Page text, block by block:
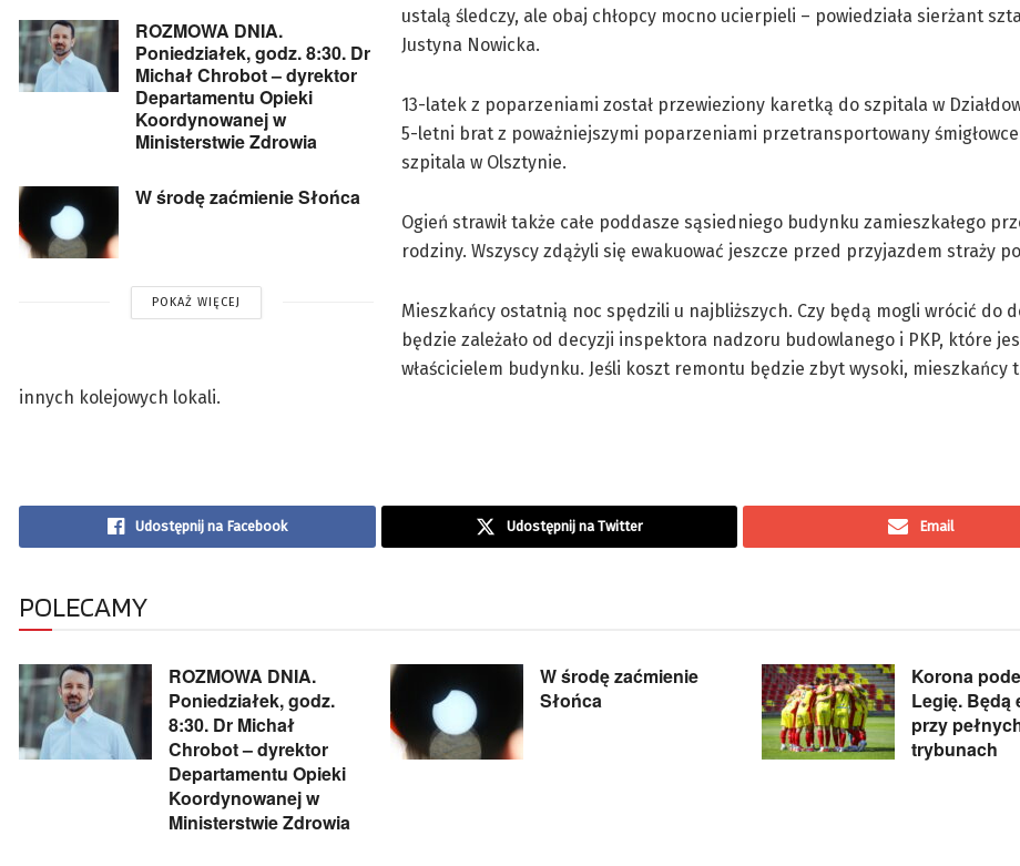
ROZMOWA DNIA.
Poniedziałek, godz. 8:30. Dr
Michał Chrobot – dyrektor
Departamentu Opieki
Koordynowanej w
Ministerstwie Zdrowia
W środę zaćmienie Słońca
POKAŻ WIĘCEJ
ustalą śledczy, ale obaj chłopcy mocno ucierpieli – powiedziała sierżant
Justyna Nowicka.
13-latek z poparzeniami został przewieziony karetką do szpitala w
5-letni brat z poważniejszymi poparzeniami przetransportowany
szpitala w Olsztynie.
Ogień strawił także całe poddasze sąsiedniego budynku zamieszkałego
rodziny. Wszyscy zdążyli się ewakuować jeszcze przed przyjazdem straży
Mieszkańcy ostatnią noc spędzili u najbliższych. Czy będą mogli wrócić do
będzie zależało od decyzji inspektora nadzoru budowlanego i PKP, które
właścicielem budynku. Jeśli koszt remontu będzie zbyt wysoki, mieszkańcy
innych kolejowych lokali.
Udostępnij na Facebook Udostępnij na Twitter Email
POLECAMY
ROZMOWA DNIA.
Poniedziałek, godz.
8:30. Dr Michał
Chrobot – dyrektor
Departamentu Opieki
Koordynowanej w
Ministerstwie Zdrowia
W środę zaćmienie
Słońca
Korona
Legię. Będą
przy
trybunach